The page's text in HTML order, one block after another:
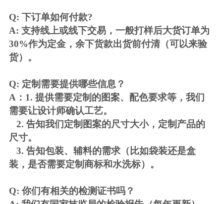
Q: 下订单如何付款?
A: 支持线上或线下交易，一般打样后大货订单为
30%作为定金，余下货款出货前付清（可以来验
货）。
Q: 定制需要提供哪些信息？
A：1. 提供需要定制的图案、配色要求等，我们
需要让设计师确认工艺。
2. 告知我们定制图案的尺寸大小，定制产品的
尺寸。
3. 告知包装、辅料的需求（比如袋装还是盒
装，是否需要定制商标和水洗标）。
Q: 你们有相关的检测证书吗？